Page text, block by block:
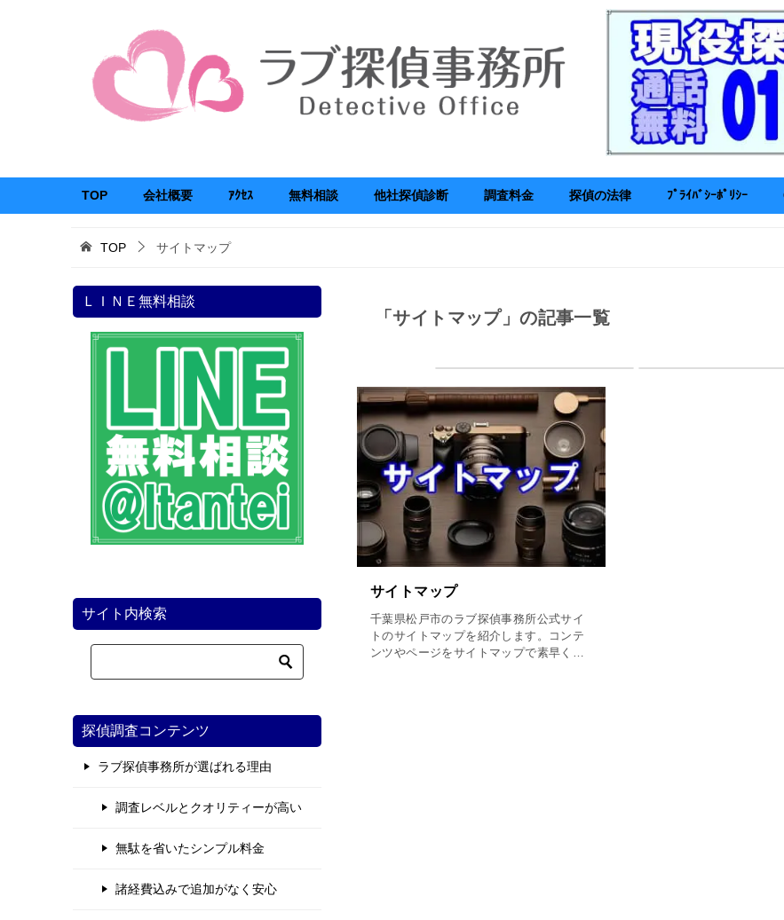
TOP 会社概要 ｱｸｾｽ 無料相談 他社探偵診断 調査料金 探偵の法律 ﾌﾟﾗｲﾊﾞｼｰﾎﾟﾘｼｰ
TOP サイトマップ
「サイトマップ」の記事一覧
サイトマップ
千葉県松戸市のラブ探偵事務所公式サイ
トのサイトマップを紹介します。コンテ
ンツやページをサイトマップで素早く探
ＬＩＮＥ無料相談
サイト内検索
探偵調査コンテンツ
ラブ探偵事務所が選ばれる理由
調査レベルとクオリティーが高い
無駄を省いたシンプル料金
諸経費込みで追加がなく安心